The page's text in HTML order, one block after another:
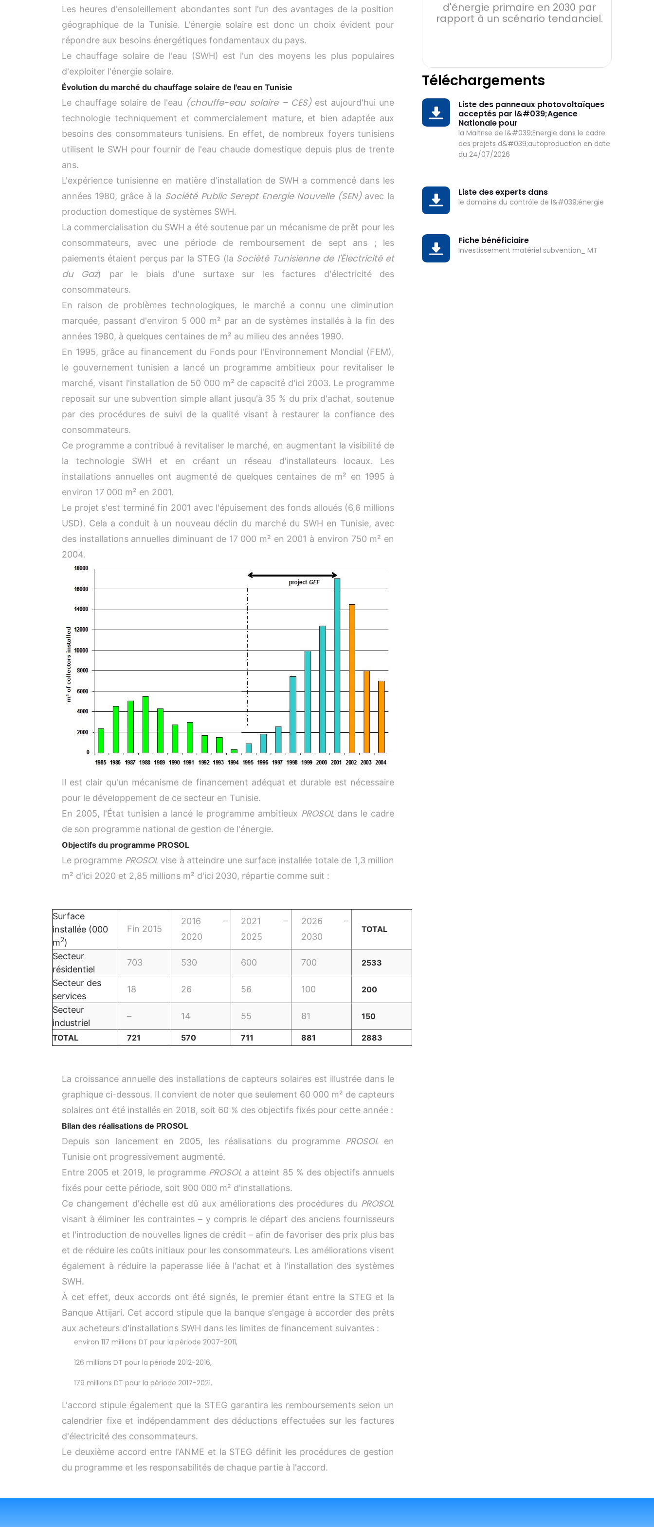
Les heures d'ensoleillement abondantes sont l'un des avantages de la position
géographique de la Tunisie. L'énergie solaire est donc un choix évident pour
répondre aux besoins énergétiques fondamentaux du pays.
Le chauffage solaire de l'eau (SWH) est l'un des moyens les plus populaires
d'exploiter l'énergie solaire.
Évolution du marché du chauffage solaire de l'eau en Tunisie
Le chauffage solaire de l'eau (chauffe-eau solaire – CES)est aujourd'hui une
technologie techniquement et commercialement mature, et bien adaptée aux
besoins des consommateurs tunisiens. En effet, de nombreux foyers tunisiens
utilisent le SWH pour fournir de l'eau chaude domestique depuis plus de trente
ans.
L'expérience tunisienne en matière d'installation de SWH a commencé dans les
années 1980, grâce à la Société Public Serept Energie Nouvelle (SEN)avec la
production domestique de systèmes SWH.
La commercialisation du SWH a été soutenue par un mécanisme de prêt pour les
consommateurs, avec une période de remboursement de sept ans ; les
paiements étaient perçus par la STEG (la Société Tunisienne de l'Électricité et
du Gaz) par le biais d'une surtaxe sur les factures d'électricité des
consommateurs.
En raison de problèmes technologiques, le marché a connu une diminution
marquée, passant d'environ 5 000 m² par an de systèmes installés à la fin des
années 1980, à quelques centaines de m² au milieu des années 1990.
En 1995, grâce au financement du Fonds pour l'Environnement Mondial (FEM),
le gouvernement tunisien a lancé un programme ambitieux pour revitaliser le
marché, visant l'installation de 50 000 m² de capacité d'ici 2003. Le programme
reposait sur une subvention simple allant jusqu'à 35 % du prix d'achat, soutenue
par des procédures de suivi de la qualité visant à restaurer la confiance des
consommateurs.
Ce programme a contribué à revitaliser le marché, en augmentant la visibilité de
la technologie SWH et en créant un réseau d'installateurs locaux. Les
installations annuelles ont augmenté de quelques centaines de m² en 1995 à
environ 17 000 m² en 2001.
Le projet s'est terminé fin 2001 avec l'épuisement des fonds alloués (6,6 millions
USD). Cela a conduit à un nouveau déclin du marché du SWH en Tunisie, avec
des installations annuelles diminuant de 17 000 m² en 2001 à environ 750 m² en
2004.
Il est clair qu'un mécanisme de financement adéquat et durable est nécessaire
pour le développement de ce secteur en Tunisie.
En 2005, l'État tunisien a lancé le programme ambitieux PROSOLdans le cadre
de son programme national de gestion de l'énergie.
Objectifs du programme PROSOL
Le programme PROSOLvise à atteindre une surface installée totale de 1,3 million
m² d'ici 2020 et 2,85 millions m² d'ici 2030, répartie comme suit :
Surface
installée (000
m2)
Fin 2015
2016 –
2020
2021 –
2025
2026 –
2030
TOTAL
Secteur
résidentiel
703 530 600 700 2533
Secteur des
services
18 26 56 100 200
Secteur
industriel
– 14 55 81 150
TOTAL 721 570 711 881 2883
La croissance annuelle des installations de capteurs solaires est illustrée dans le
graphique ci-dessous. Il convient de noter que seulement 60 000 m² de capteurs
solaires ont été installés en 2018, soit 60 % des objectifs fixés pour cette année :
Bilan des réalisations de PROSOL
Depuis son lancement en 2005, les réalisations du programme PROSOL en
Tunisie ont progressivement augmenté.
Entre 2005 et 2019, le programme PROSOL a atteint 85 % des objectifs annuels
fixés pour cette période, soit 900 000 m² d'installations.
Ce changement d'échelle est dû aux améliorations des procédures du PROSOL
visant à éliminer les contraintes – y compris le départ des anciens fournisseurs
et l'introduction de nouvelles lignes de crédit – afin de favoriser des prix plus bas
et de réduire les coûts initiaux pour les consommateurs. Les améliorations visent
également à réduire la paperasse liée à l'achat et à l'installation des systèmes
SWH.
À cet effet, deux accords ont été signés, le premier étant entre la STEG et la
Banque Attijari. Cet accord stipule que la banque s'engage à accorder des prêts
aux acheteurs d'installations SWH dans les limites de financement suivantes :
environ 117 millions DT pour la période 2007-2011,
126 millions DT pour la période 2012-2016,
179 millions DT pour la période 2017-2021.
L'accord stipule également que la STEG garantira les remboursements selon un
calendrier fixe et indépendamment des déductions effectuées sur les factures
d'électricité des consommateurs.
Le deuxième accord entre l'ANME et la STEG définit les procédures de gestion
du programme et les responsabilités de chaque partie à l'accord.
d'énergie primaire en 2030 par
rapport à un scénario tendanciel.
Téléchargements
DOWNLOADListe des panneaux photovoltaïques
acceptés par l&#039;Agence
Nationale pour
la Maitrise de l&#039;Energie dans le cadre
des projets d&#039;autoproduction en date
du 24/07/2026
DOWNLOADListe des experts dans
le domaine du contrôle de l&#039;énergie
DOWNLOADFiche bénéficiaire
Investissement matériel subvention_ MT